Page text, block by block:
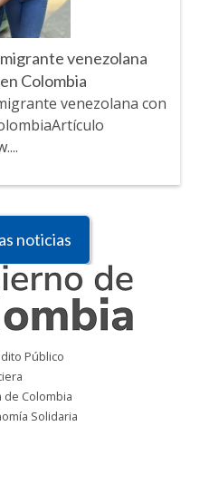
venezolana
Colombia
venezolana con
noticias
Público
Colombia
Solidaria